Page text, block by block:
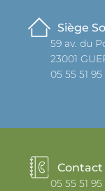
Siège
59 av. du
23001
05 55 51
Contact
05 55 51